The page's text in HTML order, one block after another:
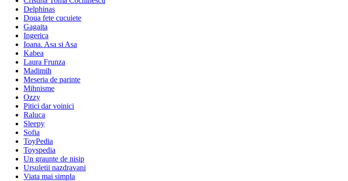
Delphinas
Doua fete cucuiete
Gagaita
Ingerica
Ioana. Asa si Asa
Kabea
Laura Frunza
Madimih
Meseria de parinte
Mihnisme
Ozzy
Pitici dar voinici
Raluca
Sleepy
Sofia
ToyPedia
Toyspedia
Un graunte de nisip
Ursuletii nazdravani
Viata mai simpla